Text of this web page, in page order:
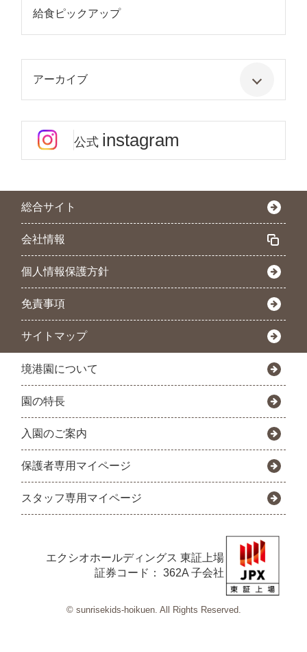
給食ピックアップ
アーカイブ
公式 instagram
総合サイト
会社情報
個人情報保護方針
免責事項
サイトマップ
境港園について
園の特長
入園のご案内
保護者専用マイページ
スタッフ専用マイページ
エクシオホールディングス 東証上場
証券コード： 362A 子会社
© sunrisekids-hoikuen. All Rights Reserved.